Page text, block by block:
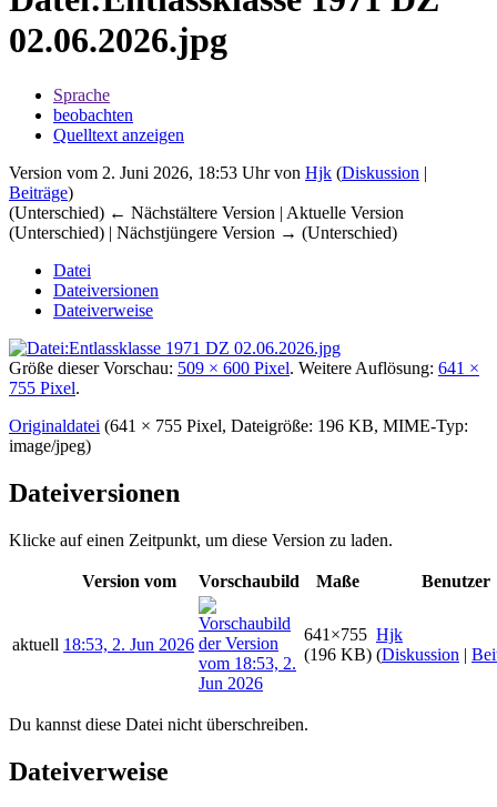
02.06.2026.jpg
Sprache
beobachten
Quelltext anzeigen
Version vom 2. Juni 2026, 18:53 Uhr von Hjk (Diskussion |
Beiträge)
(Unterschied) ← Nächstältere Version | Aktuelle Version
(Unterschied) | Nächstjüngere Version → (Unterschied)
Datei
Dateiversionen
Dateiverweise
Größe dieser Vorschau: 509 × 600 Pixel. Weitere Auflösung: 641 ×
755 Pixel.
Originaldatei (641 × 755 Pixel, Dateigröße: 196 KB, MIME-Typ:
image/jpeg)
Dateiversionen
Klicke auf einen Zeitpunkt, um diese Version zu laden.
Version vom Vorschaubild Maße Benutzer
aktuell 18:53, 2. Jun 2026
641×755
(196 KB)
Hjk
(Diskussion |
Du kannst diese Datei nicht überschreiben.
Dateiverweise